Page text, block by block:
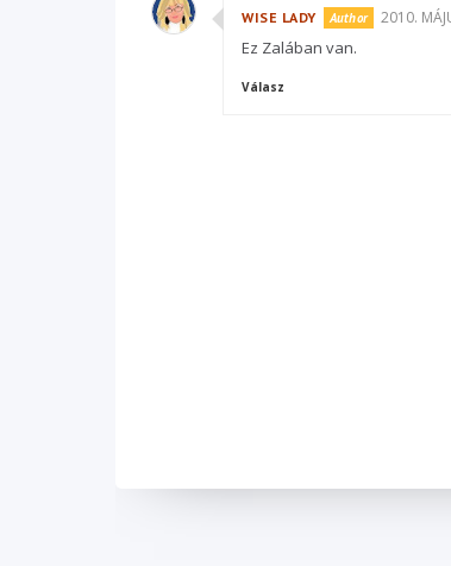
WISE LADY 2010.
Ez Zalában van.
Válasz